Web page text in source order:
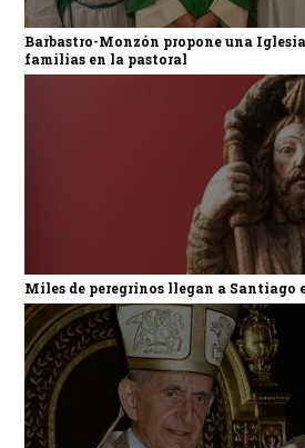
Barbastro-Monzón propone una
familias en la pastoral
Miles de peregrinos llegan a Santiago